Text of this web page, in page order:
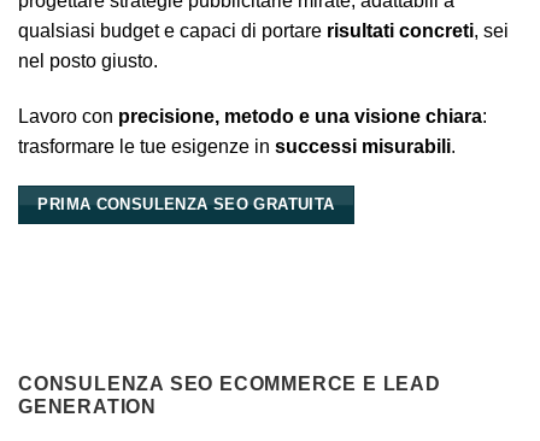
qualsiasi budget e capaci di portare risultati concreti, sei
nel posto giusto.
Lavoro con precisione, metodo e una visione chiara:
trasformare le tue esigenze in successi misurabili.
PRIMA CONSULENZA SEO GRATUITA
CONSULENZA SEO ECOMMERCE E LEAD
GENERATION